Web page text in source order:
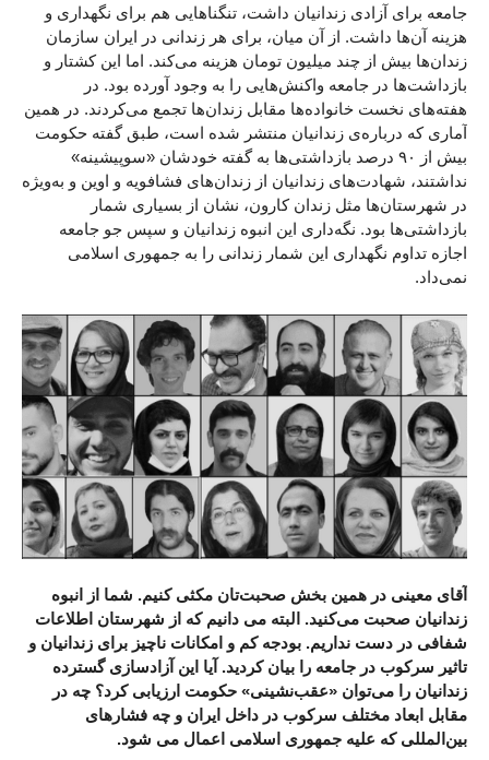
جامعه برای آزادی زندانیان داشت، تنگناهایی هم برای نگهداری و
هزینه آن‌ها داشت. از آن میان، برای هر زندانی در ایران سازمان
زندان‌ها بیش از چند میلیون تومان هزینه می‌کند. اما این کشتار و
بازداشت‌ها در جامعه واکنش‌هایی را به وجود آورده بود. در
هفته‌های نخست خانواده‌ها مقابل زندان‌ها تجمع می‌کردند. در همین
آماری که درباره‌ی زندانیان منتشر شده است، طبق گفته حکومت
بیش از ۹۰ درصد بازداشتی‌ها به گفته خودشان «سوپیشینه»
نداشتند، شهادت‌های زندانیان از زندان‌های فشافویه و اوین و به‌ويژه‌
در شهرستان‌ها مثل زندان کارون، نشان از بسیاری شمار
بازداشتی‌ها بود. نگه‌داری این انبوه زندانیان و سپس جو جامعه
اجازه تداوم نگهداری این شمار زندانی را به جمهوری اسلامی
نمی‌داد.
آقای معینی در همین بخش صحبت‌تان مکثی کنیم. شما از انبوه
زندانیان صحبت می‌کنید. البته می دانیم که از شهرستان‌‌ اطلاعات
شفافی در دست نداریم. بودجه کم و امکانات ناچیز برای زندانیان و
تاثیر سرکوب در جامعه را بیان کردید. آیا این آزادسازی گسترده
زندانیان را می‌توان «عقب‌نشینی» حکومت ارزیابی کرد؟ چه در
مقابل ابعاد مختلف سرکوب در داخل ایران و چه فشارهای
بین‌المللی که علیه جمهوری اسلامی اعمال می شود.